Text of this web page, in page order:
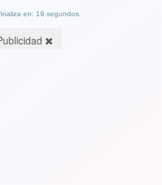
en: 19 segundos.